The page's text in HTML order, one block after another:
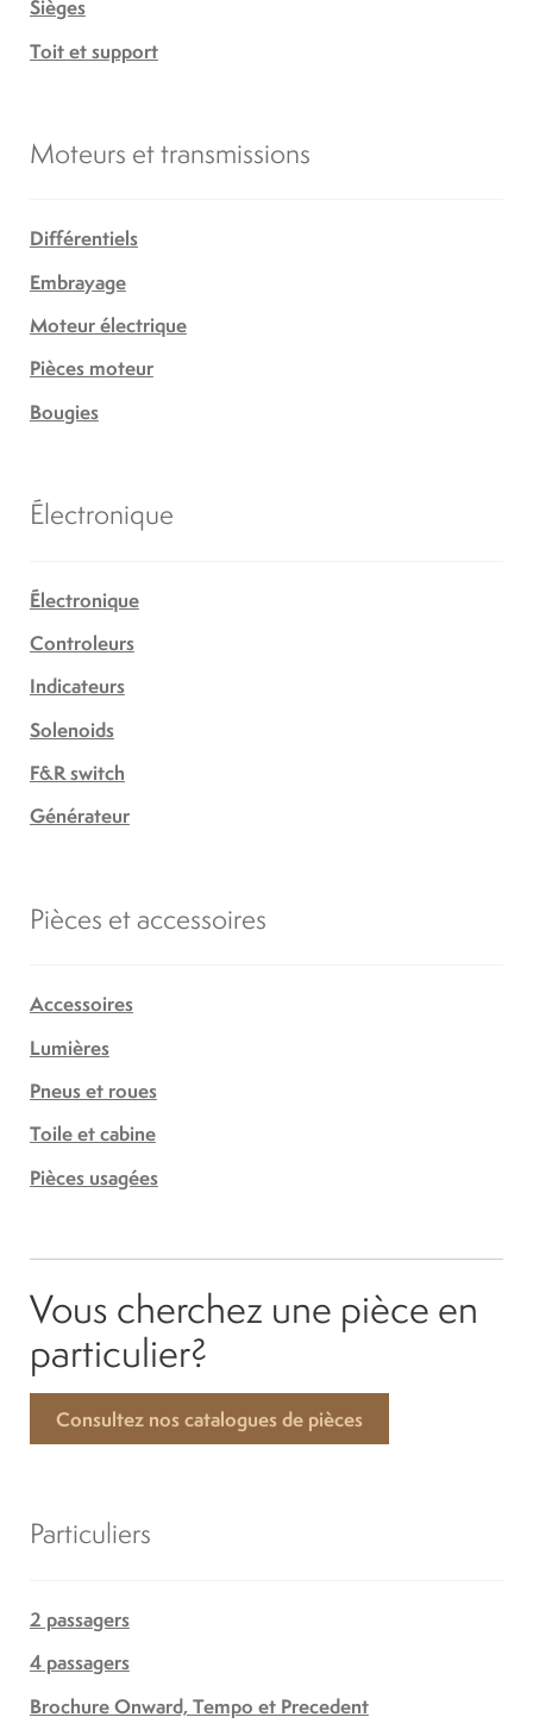
Sièges
Toit et support
Moteurs et transmissions
Différentiels
Embrayage
Moteur électrique
Pièces moteur
Bougies
Électronique
Électronique
Controleurs
Indicateurs
Solenoids
F&R switch
Générateur
Pièces et accessoires
Accessoires
Lumières
Pneus et roues
Toile et cabine
Pièces usagées
Vous cherchez une pièce en
particulier?
Consultez nos catalogues de pièces
Particuliers
2 passagers
4 passagers
Brochure Onward, Tempo et Precedent